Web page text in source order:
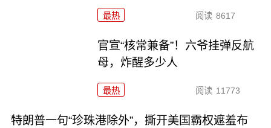
最热 阅读 8617
官宣“核常兼备”！六爷挂弹反航
母，炸醒多少人
最热 阅读 11773
特朗普一句“珍珠港除外”，撕开美国霸权遮羞布